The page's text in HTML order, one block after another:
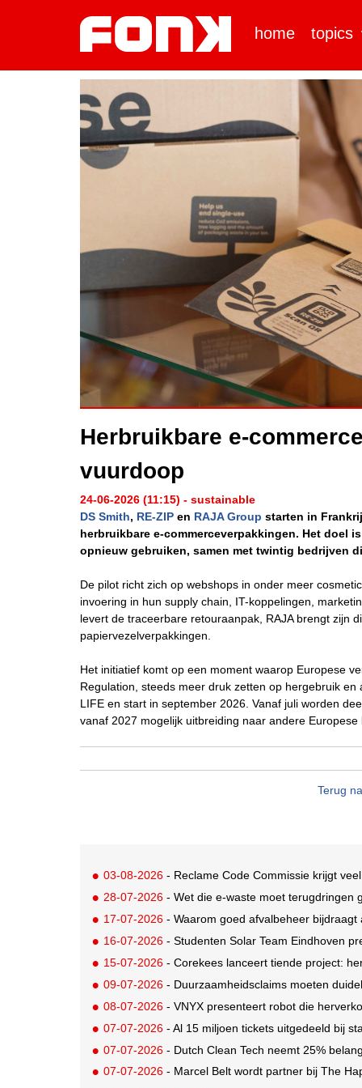
home topics
Herbruikbare e-
vuurdoop
24-06-2026 (11:15) - sustainable
DS Smith, RE-ZIP en RAJA Group starten in
herbruikbare e-commerceverpakkingen. Het doel
opnieuw gebruiken, samen met twintig bedrijven
De pilot richt zich op webshops in onder meer
invoering in hun supply chain, IT-koppelingen,
levert de traceerbare retouraanpak, RAJA brengt zijn
papiervezelverpakkingen.
Het initiatief komt op een moment waarop Europese
Regulation, steeds meer druk zetten op hergebruik
LIFE en start in september 2026. Vanaf juli worden
vanaf 2027 mogelijk uitbreiding naar andere Europese
Terug
03-08-2026 - Reclame Code Commissie krijgt
28-07-2026 - Wet die e-waste moet terugdringen
17-07-2026 - Waarom goed afvalbeheer
16-07-2026 - Studenten Solar Team Eindhoven
15-07-2026 - Corekees lanceert tiende project:
09-07-2026 - Duurzaamheidsclaims moeten
08-07-2026 - VNYX presenteert robot die
07-07-2026 - Al 15 miljoen tickets uitgedeeld bij
07-07-2026 - Dutch Clean Tech neemt 25%
07-07-2026 - Marcel Belt wordt partner bij The